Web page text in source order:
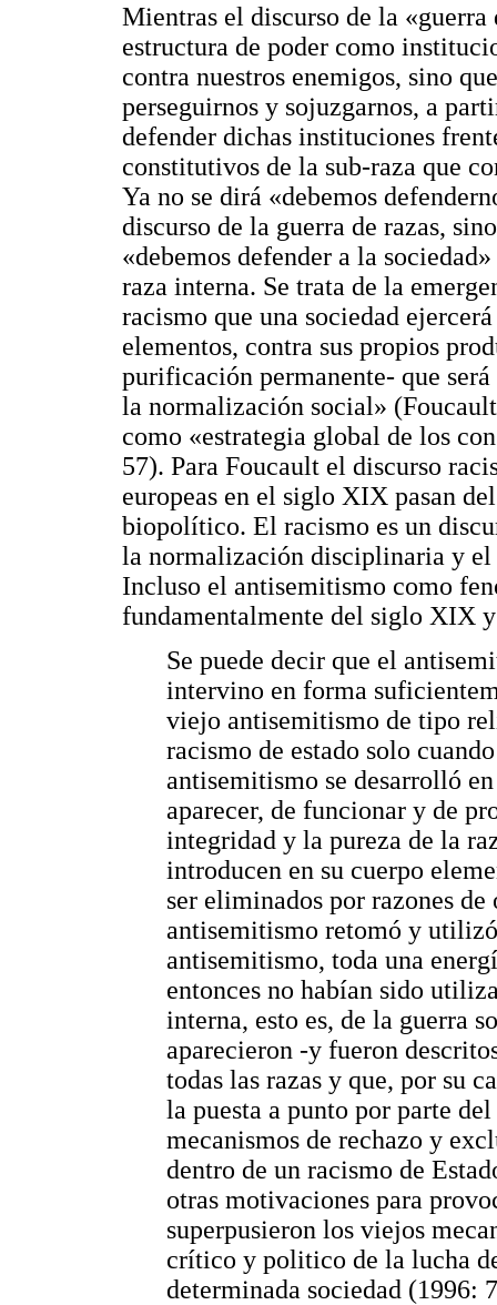
Mientras el discurso de la
estructura de poder como
contra nuestros enemigos, sino
perseguirnos y sojuzgarnos, a
defender dichas instituciones
constitutivos de la sub-raza que
Ya no se dirá «debemos
discurso de la guerra de razas,
«debemos defender a la
raza interna. Se trata de la
racismo que una sociedad
elementos, contra sus propios
purificación permanente- que
la normalización social»
como «estrategia global de los
57). Para Foucault el discurso
europeas en el siglo XIX pasan
biopolítico. El racismo es un
la normalización disciplinaria y
Incluso el antisemitismo como
fundamentalmente del siglo XIX
Se puede decir que el
intervino en forma
viejo antisemitismo de tipo
racismo de estado solo
antisemitismo se desarrolló
aparecer, de funcionar y de
integridad y la pureza de la
introducen en su cuerpo
ser eliminados por razones
antisemitismo retomó y
antisemitismo, toda una
entonces no habían sido
interna, esto es, de la guerra
aparecieron -y fueron
todas las razas y que, por su
la puesta a punto por parte
mecanismos de rechazo y
dentro de un racismo de
otras motivaciones para
superpusieron los viejos
crítico y politico de la lucha
determinada sociedad (1996: